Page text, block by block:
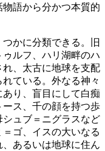
語から分かつ本質的
かに分類できる。旧
ルフ、ハリ湖畔のハ
、太古に地球を支配
ている。外なる神々
り、盲目にして白痴
ス、千の顔を持つ歩
ュブ＝ニグラスなど
ゴ、イスの大いなる
あるいは地球に住ん